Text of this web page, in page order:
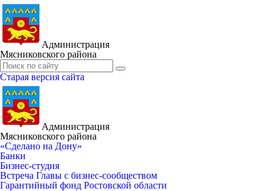
Администрация
Мясниковского района
Старая версия сайта
Администрация
Мясниковского района
«Сделано на Дону»
Банки
Бизнес-студия
Встреча Главы с бизнес-сообществом
Гарантийный фонд Ростовской области